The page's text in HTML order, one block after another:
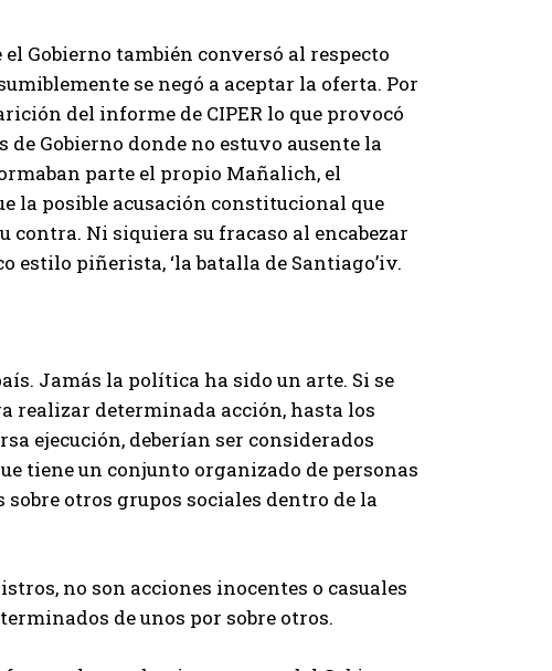
Gobierno también conversó al respecto
se negó a aceptar la oferta. Por
del informe de CIPER lo que provocó
Gobierno donde no estuvo ausente la
parte el propio Mañalich, el
la posible acusación constitucional que
Ni siquiera su fracaso al encabezar
estilo piñerista, ‘la batalla de Santiago’iv.
Jamás la política ha sido un arte. Si se
realizar determinada acción, hasta los
ejecución, deberían ser considerados
tiene un conjunto organizado de personas
otros grupos sociales dentro de la
no son acciones inocentes o casuales
de unos por sobre otros.